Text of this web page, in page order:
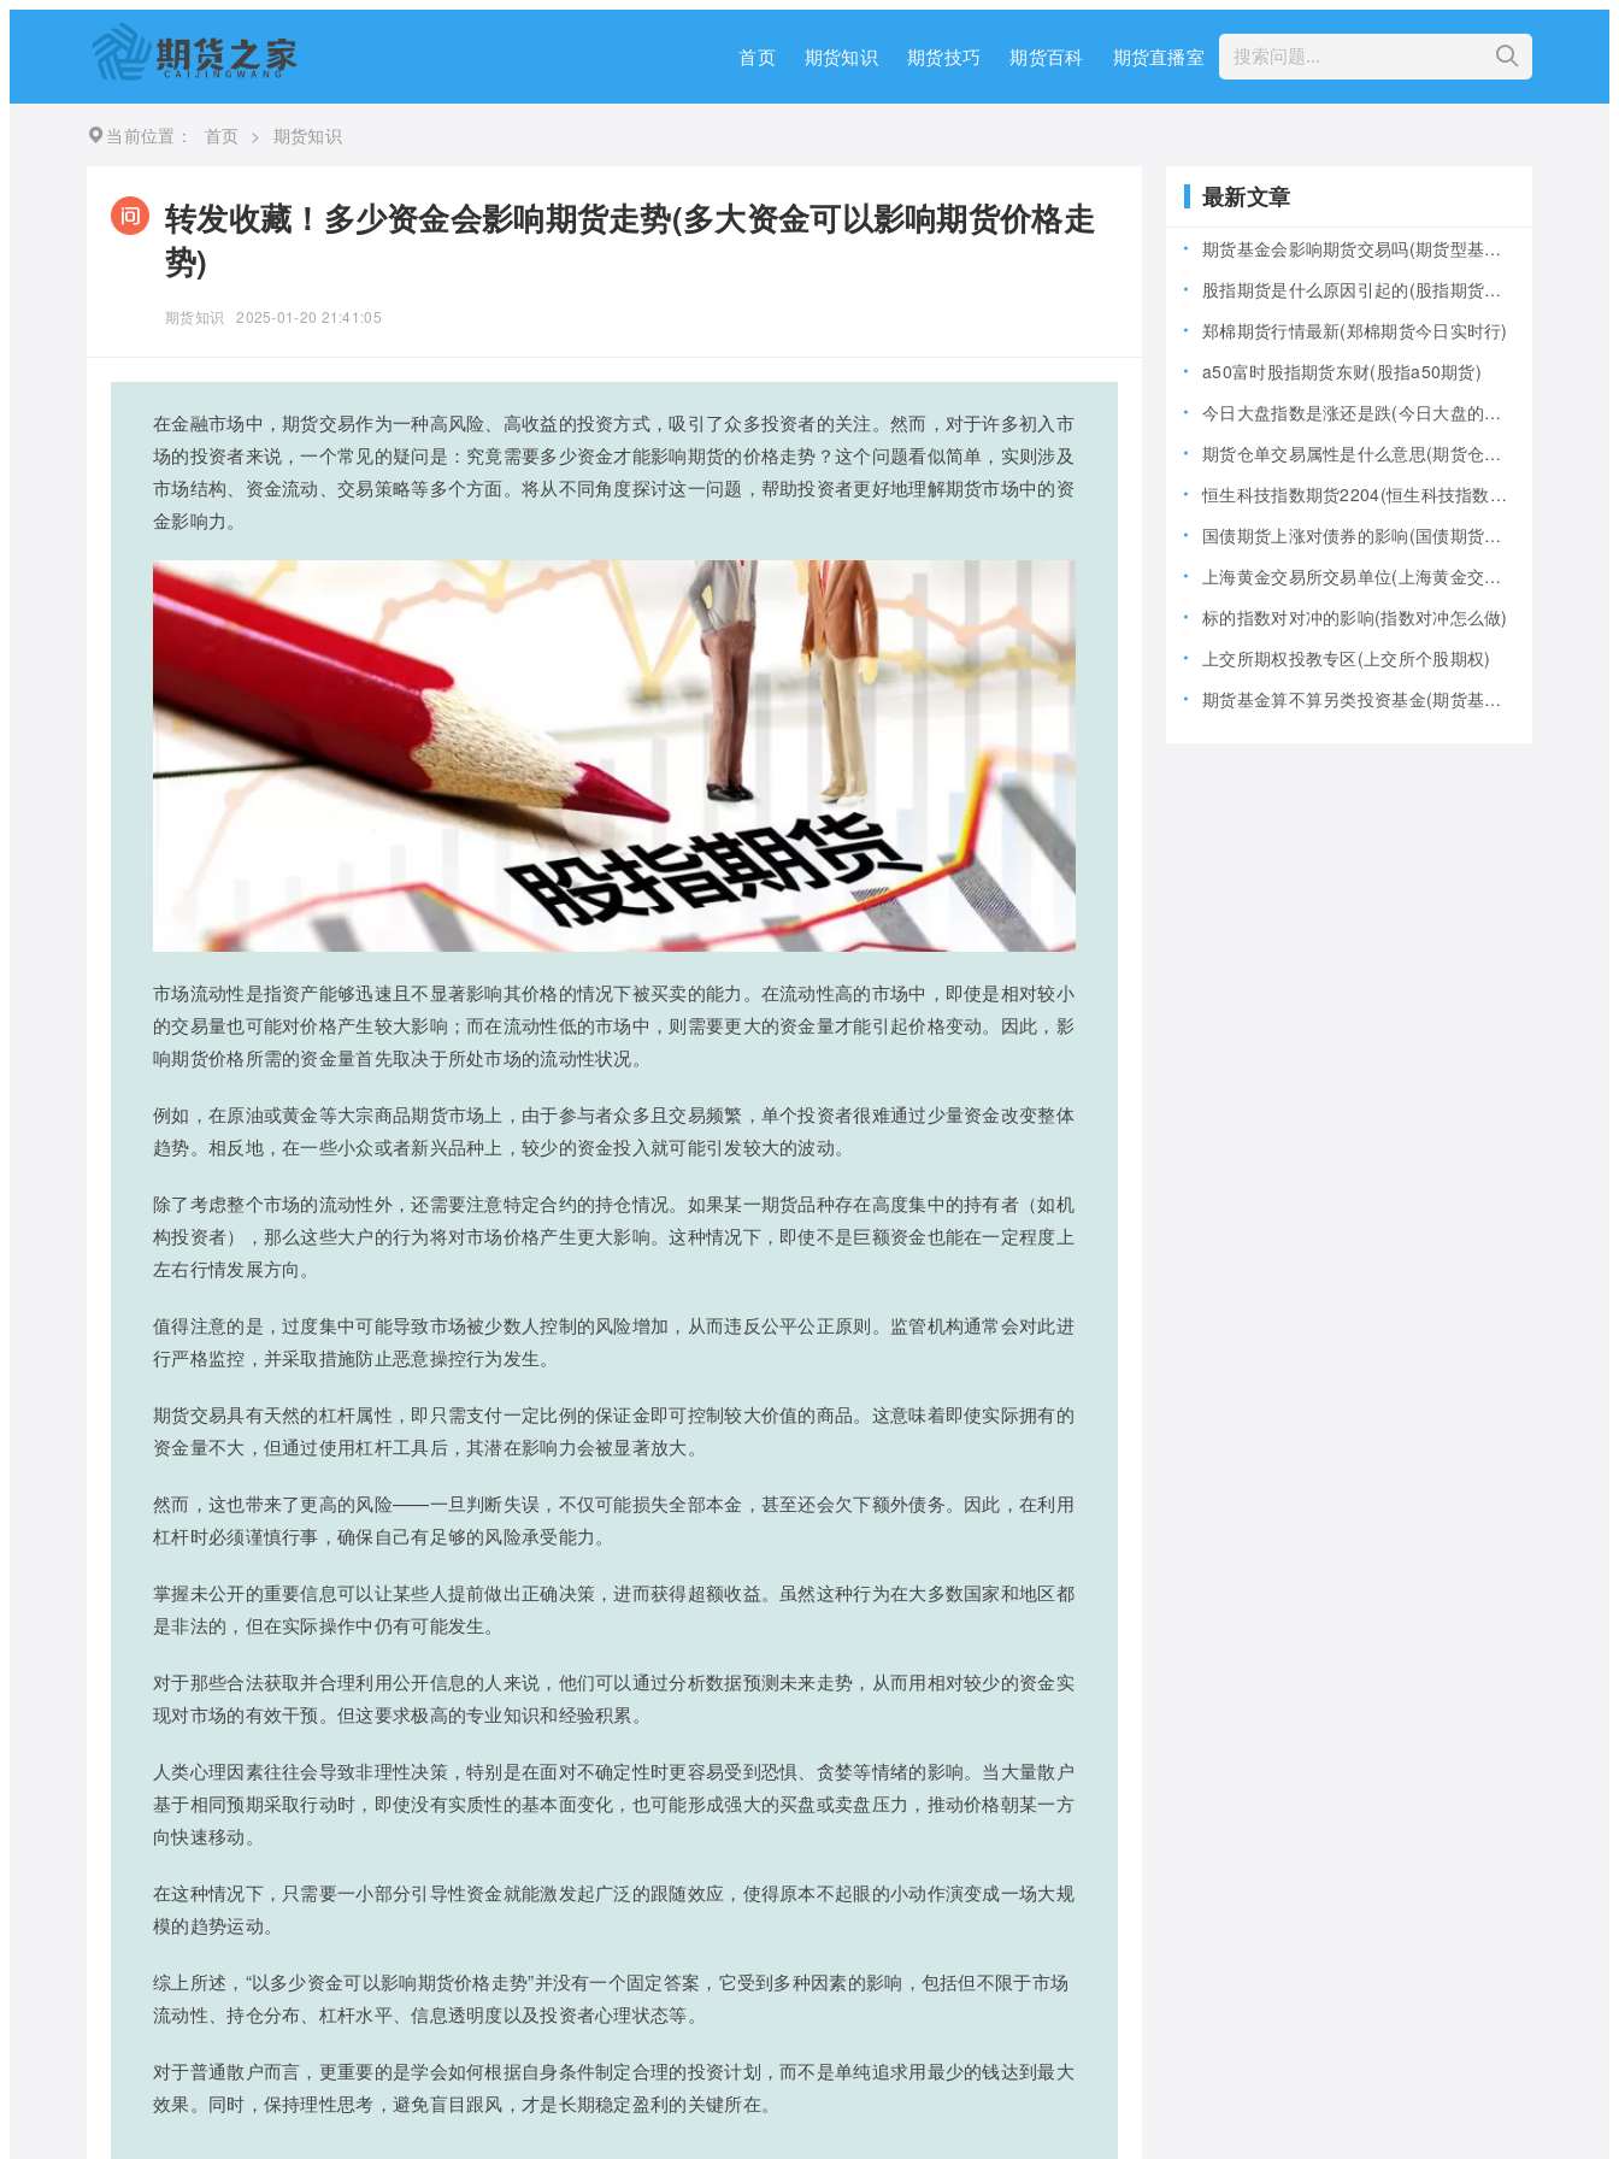
首页 期货知识 期货技巧 期货百科 期货直播室
当前位置： 首页 > 期货知识
转发收藏！多少资金会影响期货走势(多大资金可以影响期货价格走
势)
期货知识 2025-01-20 21:41:05
在金融市场中，期货交易作为一种高风险、高收益的投资方式，吸引了众多投资者的关注。然而，对于许多初入市
场的投资者来说，一个常见的疑问是：究竟需要多少资金才能影响期货的价格走势？这个问题看似简单，实则涉及
市场结构、资金流动、交易策略等多个方面。将从不同角度探讨这一问题，帮助投资者更好地理解期货市场中的资
金影响力。
市场流动性是指资产能够迅速且不显著影响其价格的情况下被买卖的能力。在流动性高的市场中，即使是相对较小
的交易量也可能对价格产生较大影响；而在流动性低的市场中，则需要更大的资金量才能引起价格变动。因此，影
响期货价格所需的资金量首先取决于所处市场的流动性状况。
例如，在原油或黄金等大宗商品期货市场上，由于参与者众多且交易频繁，单个投资者很难通过少量资金改变整体
趋势。相反地，在一些小众或者新兴品种上，较少的资金投入就可能引发较大的波动。
除了考虑整个市场的流动性外，还需要注意特定合约的持仓情况。如果某一期货品种存在高度集中的持有者（如机
构投资者），那么这些大户的行为将对市场价格产生更大影响。这种情况下，即使不是巨额资金也能在一定程度上
左右行情发展方向。
值得注意的是，过度集中可能导致市场被少数人控制的风险增加，从而违反公平公正原则。监管机构通常会对此进
行严格监控，并采取措施防止恶意操控行为发生。
期货交易具有天然的杠杆属性，即只需支付一定比例的保证金即可控制较大价值的商品。这意味着即使实际拥有的
资金量不大，但通过使用杠杆工具后，其潜在影响力会被显著放大。
然而，这也带来了更高的风险——一旦判断失误，不仅可能损失全部本金，甚至还会欠下额外债务。因此，在利用
杠杆时必须谨慎行事，确保自己有足够的风险承受能力。
掌握未公开的重要信息可以让某些人提前做出正确决策，进而获得超额收益。虽然这种行为在大多数国家和地区都
是非法的，但在实际操作中仍有可能发生。
对于那些合法获取并合理利用公开信息的人来说，他们可以通过分析数据预测未来走势，从而用相对较少的资金实
现对市场的有效干预。但这要求极高的专业知识和经验积累。
人类心理因素往往会导致非理性决策，特别是在面对不确定性时更容易受到恐惧、贪婪等情绪的影响。当大量散户
基于相同预期采取行动时，即使没有实质性的基本面变化，也可能形成强大的买盘或卖盘压力，推动价格朝某一方
向快速移动。
在这种情况下，只需要一小部分引导性资金就能激发起广泛的跟随效应，使得原本不起眼的小动作演变成一场大规
模的趋势运动。
综上所述，“以多少资金可以影响期货价格走势”并没有一个固定答案，它受到多种因素的影响，包括但不限于市场
流动性、持仓分布、杠杆水平、信息透明度以及投资者心理状态等。
对于普通散户而言，更重要的是学会如何根据自身条件制定合理的投资计划，而不是单纯追求用最少的钱达到最大
效果。同时，保持理性思考，避免盲目跟风，才是长期稳定盈利的关键所在。
最新文章
期货基金会影响期货交易吗(期货型基金风险大吗)
股指期货是什么原因引起的(股指期货产生的原因)
郑棉期货行情最新(郑棉期货今日实时行)
a50富时股指期货东财(股指a50期货)
今日大盘指数是涨还是跌(今日大盘的指数是多少)
期货仓单交易属性是什么意思(期货仓是什么意思)
恒生科技指数期货2204(恒生科技指数期货夜盘)
国债期货上涨对债券的影响(国债期货上涨对债券的影响大吗)
上海黄金交易所交易单位(上海黄金交易所全称)
标的指数对对冲的影响(指数对冲怎么做)
上交所期权投教专区(上交所个股期权)
期货基金算不算另类投资基金(期货基金是期货还是基金)